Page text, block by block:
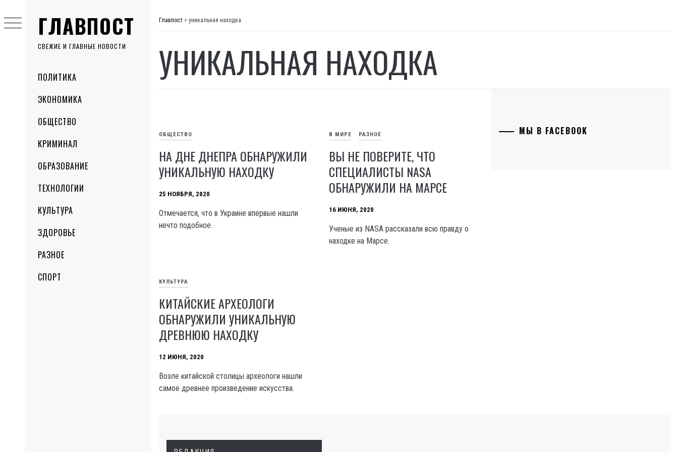
ГЛАВПОСТ
СВЕЖИЕ И ГЛАВНЫЕ НОВОСТИ
MenuПОЛИТИКА
ЭКОНОМИКА
ОБЩЕСТВО
КРИМИНАЛ
ОБРАЗОВАНИЕ
ТЕХНОЛОГИИ
КУЛЬТУРА
ЗДОРОВЬЕ
РАЗНОЕ
СПОРТ
to
content
Главпост > уникальная находка
УНИКАЛЬНАЯ НАХОДКА
ОБЩЕСТВО
НА ДНЕ ДНЕПРА ОБНАРУЖИЛИ
УНИКАЛЬНУЮ НАХОДКУ
25 НОЯБРЯ, 2020
Отмечается, что в Украине впервые нашли
нечто подобное.
В МИРЕ РАЗНОЕ
ВЫ НЕ ПОВЕРИТЕ, ЧТО
СПЕЦИАЛИСТЫ NASA
ОБНАРУЖИЛИ НА МАРСЕ
16 ИЮНЯ, 2020
Ученые из NASA рассказали всю правду о
находке на Марсе.
КУЛЬТУРА
КИТАЙСКИЕ АРХЕОЛОГИ
ОБНАРУЖИЛИ УНИКАЛЬНУЮ
ДРЕВНЮЮ НАХОДКУ
12 ИЮНЯ, 2020
Возле китайской столицы археологи нашли
самое древнее произведение искусства.
МЫ В FACEBOOK